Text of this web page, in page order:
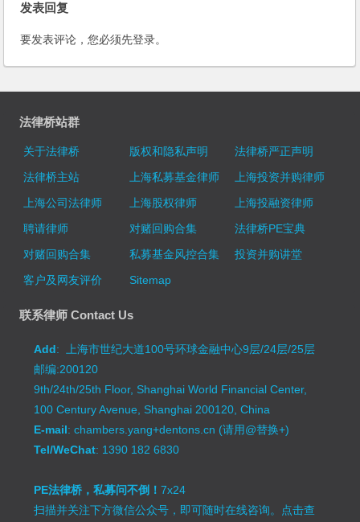
发表回复
要发表评论，您必须先登录。
法律桥站群
关于法律桥 版权和隐私声明
法律桥严正声明
法律桥主站
上海私募基金律师
上海投资并购律师
上海公司法律师
上海股权律师
上海投融资律师
聘请律师
对赌回购合集
法律桥PE宝典
对赌回购合集
私募基金风控合集
投资并购讲堂
客户及网友评价
Sitemap
联系律师 Contact Us
Add: 上海市世纪大道100号环球金融中心9层/24层/25层
邮编:200120
9th/24th/25th Floor, Shanghai World Financial Center,
100 Century Avenue, Shanghai 200120, China
E-mail: chambers.yang+dentons.cn (请用@替换+)
Tel/WeChat: 1390 182 6830
PE法律桥，私募问不倒！7x24
扫描并关注下方微信公众号，即可随时在线咨询。 点击查